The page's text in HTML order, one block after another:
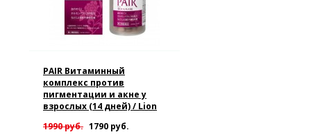
PAIR Витаминный
комплекс против
пигментации и акне у
взрослых (14 дней) / Lion
1990 руб. 1790 руб.